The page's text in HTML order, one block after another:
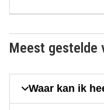
Meest gestelde
Waar kan ik